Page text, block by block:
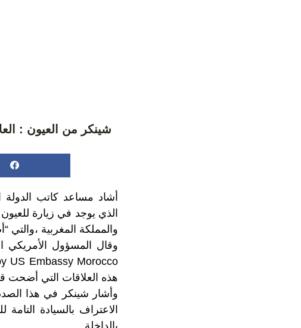
شينكر من العيون :
أشاد مساعد كاتب
الذي يوجد في زيارة للعيون
والمملكة المغربية
هذه العلاقات التي
وأشار شينكر في هذا الصدد
الاعتراف بالسيادة
بالداخلة .